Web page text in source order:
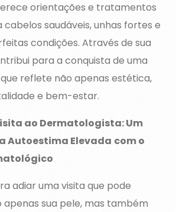
orientações e tratamentos
saudáveis, unhas fortes e
condições. Através de sua
para a conquista de uma
reflete não apenas estética,
e bem-estar.
ao Dermatologista: Um
Autoestima Elevada com o
adiar uma visita que pode
sua pele, mas também